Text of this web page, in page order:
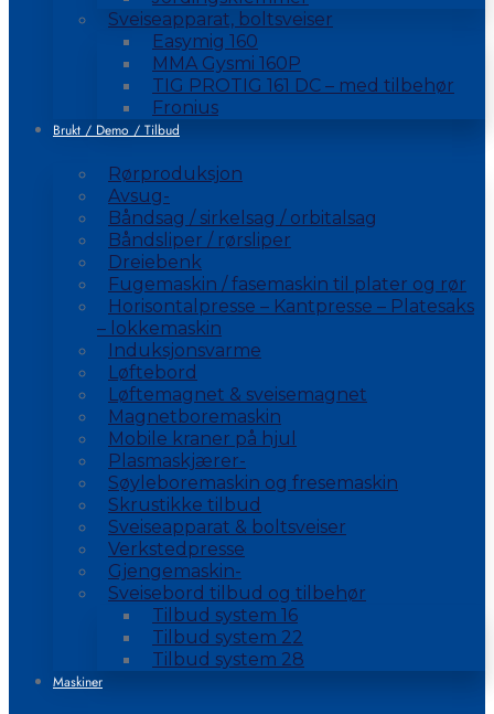
Sveiseapparat, boltsveiser
Easymig 160
MMA Gysmi 160P
TIG PROTIG 161 DC – med tilbehør
Fronius
Brukt / Demo / Tilbud
Rørproduksjon
Avsug-
Båndsag / sirkelsag / orbitalsag
Båndsliper / rørsliper
Dreiebenk
Fugemaskin / fasemaskin til plater og rør
Horisontalpresse – Kantpresse – Platesaks
– lokkemaskin
Induksjonsvarme
Løftebord
Løftemagnet & sveisemagnet
Magnetboremaskin
Mobile kraner på hjul
Plasmaskjærer-
Søyleboremaskin og fresemaskin
Skrustikke tilbud
Sveiseapparat & boltsveiser
Verkstedpresse
Gjengemaskin-
Sveisebord tilbud og tilbehør
Tilbud system 16
Tilbud system 22
Tilbud system 28
Maskiner